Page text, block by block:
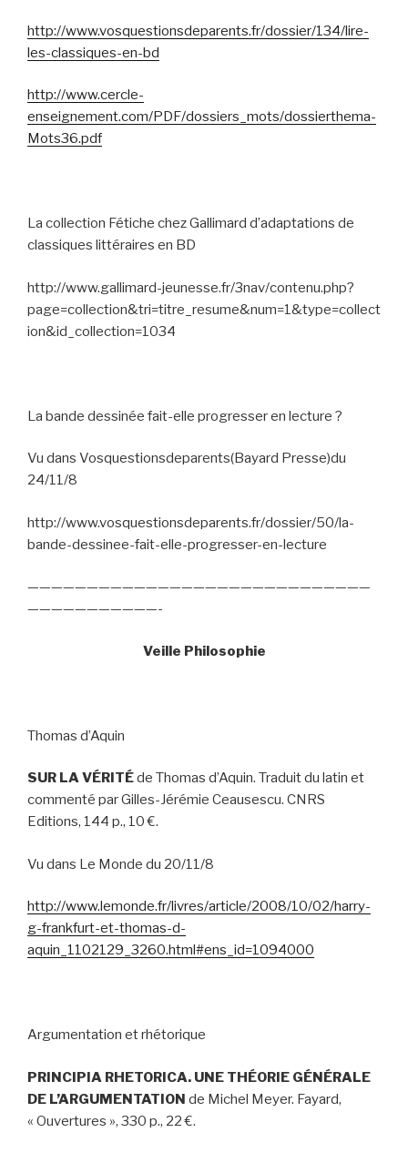
http://www.vosquestionsdeparents.fr/dossier/134/lire-
les-classiques-en-bd
http://www.cercle-
enseignement.com/PDF/dossiers_mots/dossierthema-
Mots36.pdf
La collection Fétiche chez Gallimard d’adaptations de
classiques littéraires en BD
http://www.gallimard-jeunesse.fr/3nav/contenu.php?
page=collection&tri=titre_resume&num=1&type=collect
ion&id_collection=1034
La bande dessinée fait-elle progresser en lecture ?
Vu dans Vosquestionsdeparents(Bayard Presse)du
24/11/8
http://www.vosquestionsdeparents.fr/dossier/50/la-
bande-dessinee-fait-elle-progresser-en-lecture
—————————————————————————————
———————————-
Veille Philosophie
Thomas d’Aquin
SUR LA VÉRITÉde Thomas d’Aquin. Traduit du latin et
commenté par Gilles-Jérémie Ceausescu. CNRS
Editions, 144 p., 10 €.
Vu dans Le Monde du 20/11/8
http://www.lemonde.fr/livres/article/2008/10/02/harry-
g-frankfurt-et-thomas-d-
aquin_1102129_3260.html#ens_id=1094000
Argumentation et rhétorique
PRINCIPIA RHETORICA. UNE THÉORIE GÉNÉRALE
DE L’ARGUMENTATION de Michel Meyer. Fayard,
« Ouvertures », 330 p., 22 €.